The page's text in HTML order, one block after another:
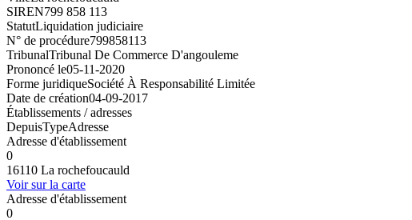
SIREN799 858 113
StatutLiquidation judiciaire
N° de procédure799858113
TribunalTribunal De Commerce D'angouleme
Prononcé le05-11-2020
Forme juridiqueSociété À Responsabilité Limitée
Date de création04-09-2017
Établissements / adresses
DepuisTypeAdresse
Adresse d'établissement
0
16110 La rochefoucauld
Voir sur la carte
Adresse d'établissement
0